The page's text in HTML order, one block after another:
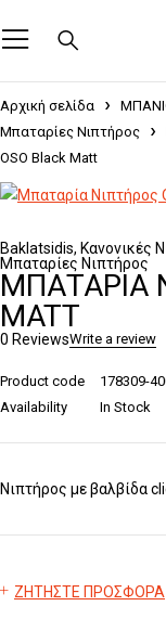
Αρχική σελίδα
Μπαταρίες Νιπτήρος
OSO Black Matt
Baklatsidis, Κανονικές
Μπαταρίες Νιπτήρος
ΜΠΑΤΑΡΊΑ
MATT
0 ReviewsWrite a review
Product code
178309-
Availability
In Stock
Νιπτήρος με βαλβίδα
ΖΗΤΗΣΤΕ ΠΡΟΣΦΟΡΑ